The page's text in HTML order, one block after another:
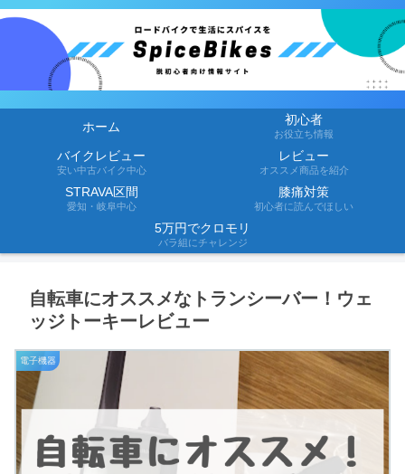
ホーム 初心者
お役立ち情報
バイクレビュー
安い中古バイク中心
レビュー
オススメ商品を紹介
STRAVA区間
愛知・岐阜中心
膝痛対策
初心者に読んでほしい
5万円でクロモリ
バラ組にチャレンジ
自転車にオススメなトランシーバー！ウェ
ッジトーキーレビュー
電子機器